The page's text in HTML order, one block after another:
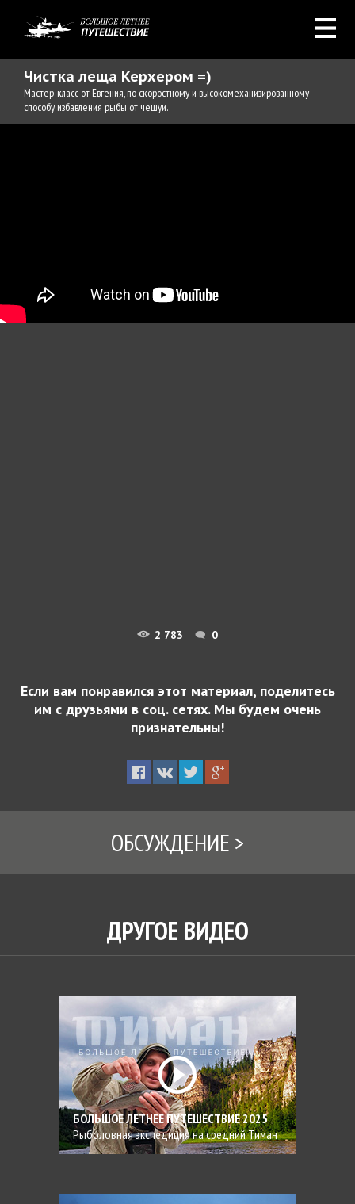
Чистка леща Керхером =)
Мастер-класс от Евгения, по скоростному и высокомеханизированному
способу избавления рыбы от чешуи.
2 783 0
Если вам понравился этот материал, поделитесь
им с друзьями в соц. сетях. Мы будем очень
признательны!
ОБСУЖДЕНИЕ
ДРУГОЕ ВИДЕО
БОЛЬШОЕ ЛЕТНЕЕ ПУТЕШЕСТВИЕ 2025
Рыболовная экспедиция на средний Тиман